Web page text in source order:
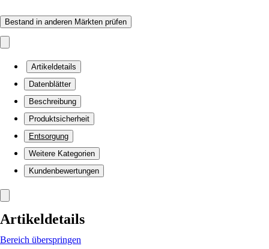
Bestand in anderen Märkten prüfen
Artikeldetails
Datenblätter
Beschreibung
Produktsicherheit
Entsorgung
Weitere Kategorien
Kundenbewertungen
Artikeldetails
Bereich überspringen